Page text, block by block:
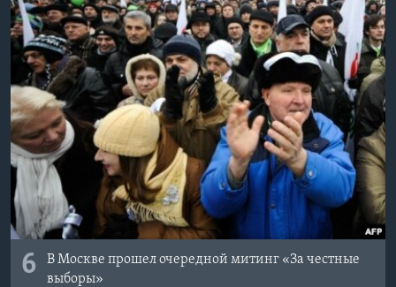
6
В Москве прошел очередной митинг «За честные
выборы»